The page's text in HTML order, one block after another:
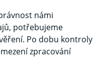
námi
potřebujeme
Po dobu kontroly
zpracování